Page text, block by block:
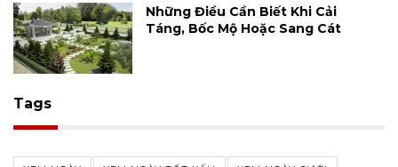
Những Điều Cần Biết Khi Cải
Táng, Bốc Mộ Hoặc Sang Cát
Tags